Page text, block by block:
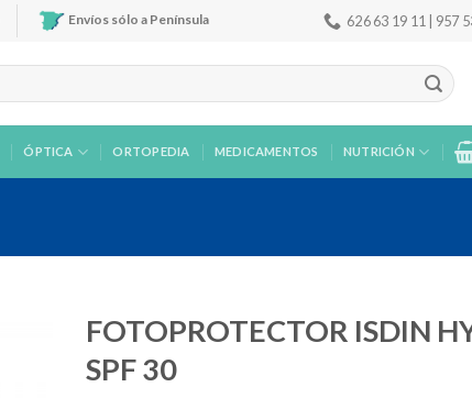
Envíos sólo a Península 626 63 19 11 | 957
ÓPTICA ORTOPEDIA MEDICAMENTOS NUTRICIÓN
FOTOPROTECTOR ISDIN
SPF 30